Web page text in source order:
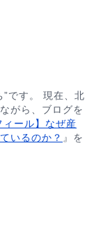
”です。 現在、北
がら、ブログを
ィール】なぜ産
いるのか？ 』を